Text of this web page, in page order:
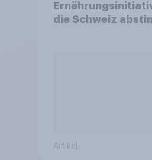
die Schweiz
Artikel